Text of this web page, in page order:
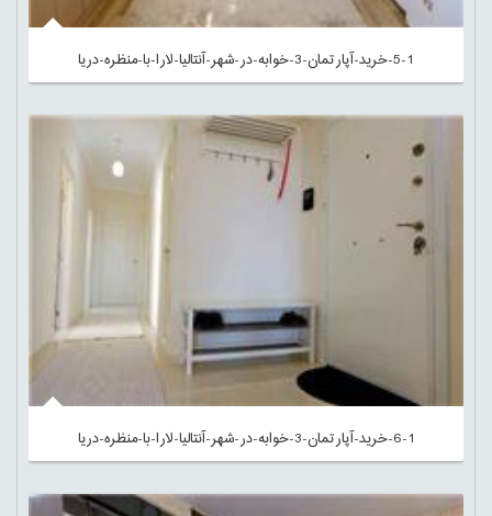
5-1-خرید-آپارتمان-3-خوابه-در-شهر-آنتالیا-لارا-با-منظره-دریا
6-1-خرید-آپارتمان-3-خوابه-در-شهر-آنتالیا-لارا-با-منظره-دریا